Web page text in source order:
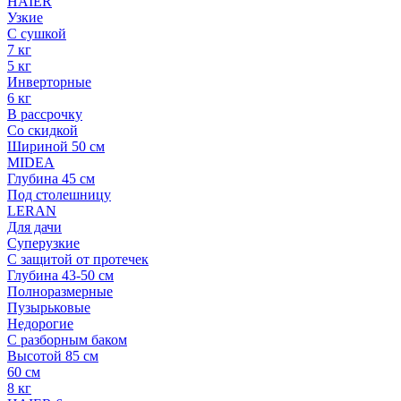
Узкие
С сушкой
7 кг
5 кг
Инверторные
6 кг
В рассрочку
Со скидкой
Шириной 50 см
MIDEA
Глубина 45 см
Под столешницу
LERAN
Для дачи
Суперузкие
С защитой от протечек
Глубина 43-50 см
Полноразмерные
Пузырьковые
Недорогие
С разборным баком
Высотой 85 см
60 см
8 кг